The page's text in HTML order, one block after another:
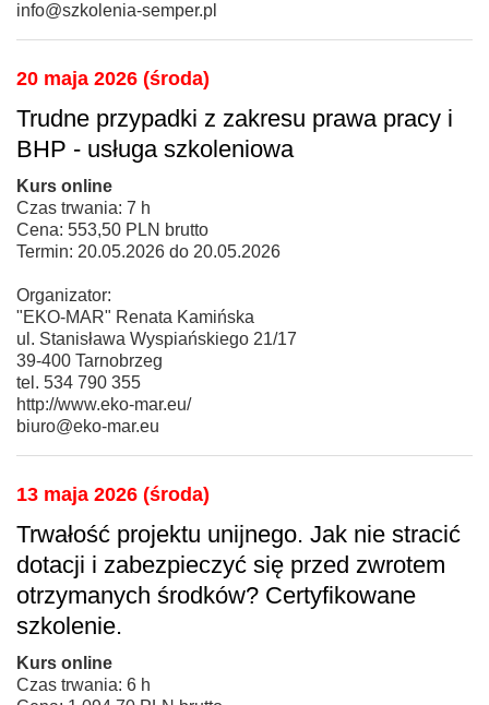
info@szkolenia-semper.pl
20 maja 2026 (środa)
Trudne przypadki z zakresu prawa pracy i
BHP - usługa szkoleniowa
Kurs online
Czas trwania: 7 h
Cena: 553,50 PLN brutto
Termin: 20.05.2026 do 20.05.2026
Organizator:
"EKO-MAR" Renata Kamińska
ul. Stanisława Wyspiańskiego 21/17
39-400 Tarnobrzeg
tel. 534 790 355
http://www.eko-mar.eu/
biuro@eko-mar.eu
13 maja 2026 (środa)
Trwałość projektu unijnego. Jak nie stracić
dotacji i zabezpieczyć się przed zwrotem
otrzymanych środków? Certyfikowane
szkolenie.
Kurs online
Czas trwania: 6 h